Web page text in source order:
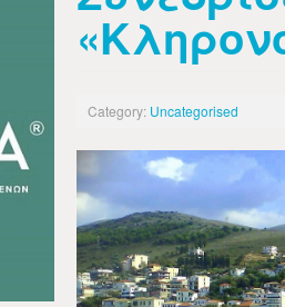
Category: Uncategorised